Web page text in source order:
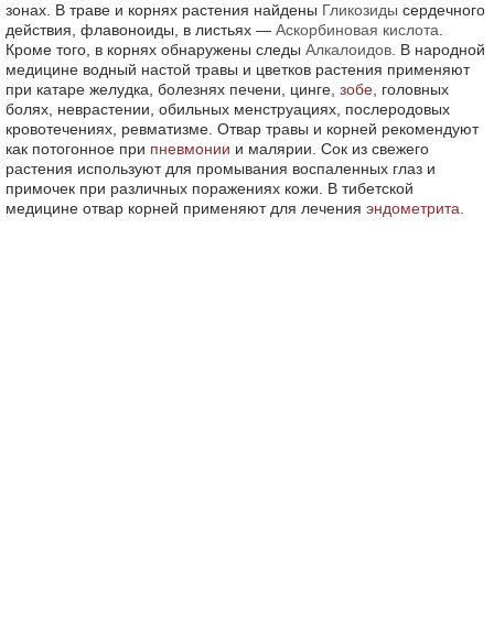
зонах. В траве и корнях растения найдены Гликозиды сердечного
действия, флавоноиды, в листьях — Аскорбиновая кислота
Кроме того, в корнях обнаружены следы Алкалоидов . В народной
медицине водный настой травы и цветков растения применяют
при катаре желудка, болезнях печени, цинге, зобе , головных
болях, неврастении, обильных менструациях, послеродовых
кровотечениях, ревматизме. Отвар травы и корней рекомендуют
как потогонное при пневмонии и малярии. Сок из свежего
растения используют для промывания воспаленных глаз и
примочек при различных поражениях кожи. В тибетской
медицине отвар корней применяют для лечения эндометрита